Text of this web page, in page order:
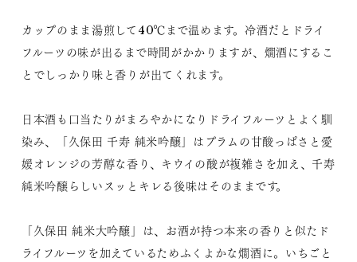
カップのまま湯煎して40℃まで温めます。冷酒だとドライ
フルーツの味が出るまで時間がかかりますが、燗酒にするこ
とでしっかり味と香りが出てくれます。
日本酒も口当たりがまろやかになりドライフルーツとよく馴
染み、「久保田 千寿 純米吟醸」はプラムの甘酸っぱさと愛
媛オレンジの芳醇な香り、キウイの酸が複雑さを加え、千寿
純米吟醸らしいスッとキレる後味はそのままです。
「久保田 純米大吟醸」は、お酒が持つ本来の香りと似たド
ライフルーツを加えているためふくよかな燗酒に。いちごと